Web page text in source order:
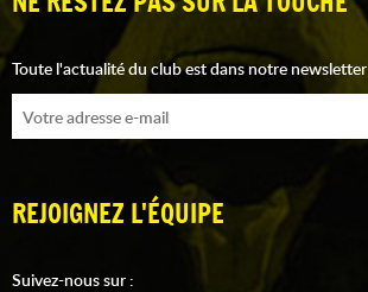
Toute l'actualité du club est dans notre newsletter
REJOIGNEZ L'ÉQUIPE
Suivez-nous sur :